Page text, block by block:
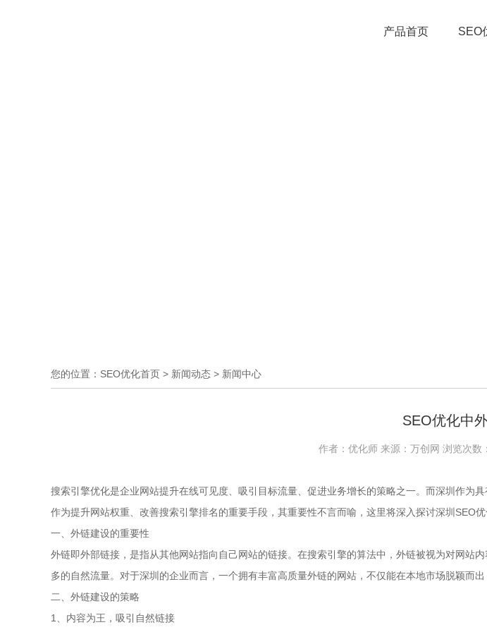
产品首页 SEO
您的位置： SEO优化首页 > 新闻动态 > 新闻中心
SEO优化中
作者：优化师 来源：万创网 浏览次
搜索引擎优化是企业网站提升在线可见度、吸引目标流量、促进业务增长的策略之一。而深圳作为
作为提升网站权重、改善搜索引擎排名的重要手段，其重要性不言而喻，这里将深入探讨深圳SEO
一、外链建设的重要性
外链即外部链接，是指从其他网站指向自己网站的链接。在搜索引擎的算法中，外链被视为对网站
多的自然流量。对于深圳的企业而言，一个拥有丰富高质量外链的网站，不仅能在本地市场脱颖而
二、外链建设的策略
1、内容为王，吸引自然链接